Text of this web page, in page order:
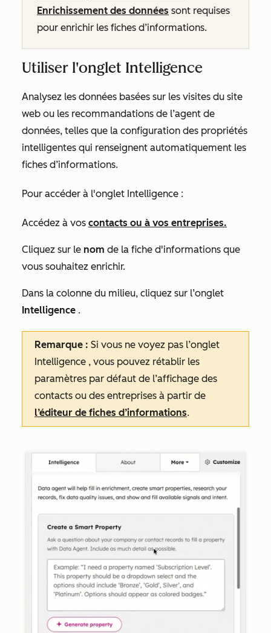
Enrichissement des données sont requises
pour enrichir les fiches d’informations.
Utiliser l'onglet Intelligence
Analysez les données basées sur les visites du site
web ou les recommandations de l’agent de
données, telles que la configuration des propriétés
intelligentes qui renseignent automatiquement les
fiches d’informations.
Pour accéder à l'onglet Intelligence :
Accédez à vos contacts ou à vos entreprises.
Cliquez sur le nom de la fiche d'informations que
vous souhaitez enrichir.
Dans la colonne du milieu, cliquez sur l’onglet
Intelligence .
Remarque : Si vous ne voyez pas l’onglet
Intelligence , vous pouvez rétablir les
paramètres par défaut de l’affichage des
contacts ou des entreprises à partir de
l’éditeur de fiches d’informations.